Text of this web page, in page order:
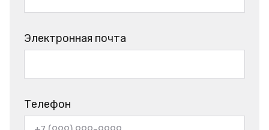
Электронная почта
Телефон